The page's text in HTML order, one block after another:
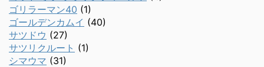
ゴリラーマン40 (1)
ゴールデンカムイ (40)
サツドウ (27)
サツリクルート (1)
シマウマ (31)